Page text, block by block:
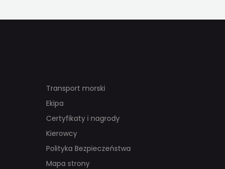
Transport morski
Ekipa
Certyfikaty i nagrody
Kierowcy
Polityka Bezpieczeństwa
Mapa strony